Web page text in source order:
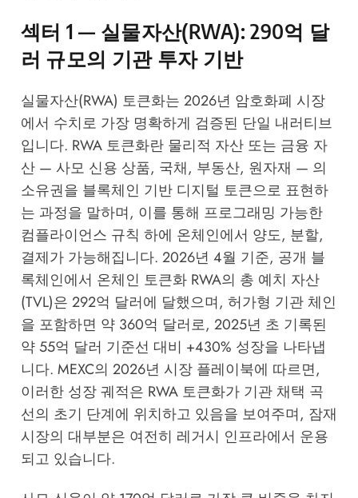
섹터 1 — 실물자산(RWA): 290억 달
러 규모의 기관 투자 기반
실물자산(RWA) 토큰화는 2026년 암호화폐 시장
에서 수치로 가장 명확하게 검증된 단일 내러티브
입니다. RWA 토큰화란 물리적 자산 또는 금융 자
산 — 사모 신용 상품, 국채, 부동산, 원자재 — 의
소유권을 블록체인 기반 디지털 토큰으로 표현하
는 과정을 말하며, 이를 통해 프로그래밍 가능한
컴플라이언스 규칙 하에 온체인에서 양도, 분할,
결제가 가능해집니다. 2026년 4월 기준, 공개 블
록체인에서 온체인 토큰화 RWA의 총 예치 자산
(TVL)은 292억 달러에 달했으며, 허가형 기관 체인
을 포함하면 약 360억 달러로, 2025년 초 기록된
약 55억 달러 기준선 대비 +430% 성장을 나타냅
니다. MEXC의 2026년 시장 플레이북에 따르면,
이러한 성장 궤적은 RWA 토큰화가 기관 채택 곡
선의 초기 단계에 위치하고 있음을 보여주며, 잠재
시장의 대부분은 여전히 레거시 인프라에서 운용
되고 있습니다.